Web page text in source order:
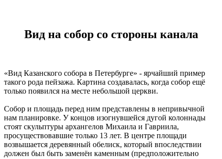
Вид на собор со стороны канала
«Вид Казанского собора в Петербурге» - ярчайший пример
такого рода пейзажа. Картина создавалась, когда собор ещё
только появился на месте небольшой церкви.
Собор и площадь перед ним представлены в непривычной
нам планировке. У концов изогнувшейся дугой колоннады
стоят скульптуры архангелов Михаила и Гавриила,
просуществовавшие только 13 лет. В центре площади
возвышается деревянный обелиск, который впоследствии
должен был быть заменён каменным (предположительно